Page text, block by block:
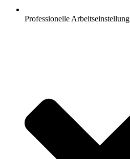
Professionelle Arbeitseinstellung